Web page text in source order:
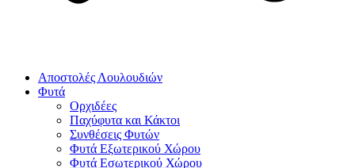
Αποστολές Λουλουδιών
Φυτά
Ορχιδέες
Παχύφυτα και Κάκτοι
Συνθέσεις Φυτών
Φυτά Εξωτερικού Χώρου
Φυτά Εσωτερικού Χώρου